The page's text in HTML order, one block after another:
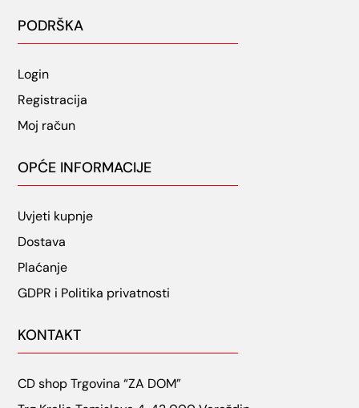
PODRŠKA
Login
Registracija
Moj račun
OPĆE INFORMACIJE
Uvjeti kupnje
Dostava
Plaćanje
GDPR i Politika privatnosti
KONTAKT
CD shop Trgovina “ZA DOM”